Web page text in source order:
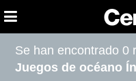
Se han encontrado 0
Juegos de océano